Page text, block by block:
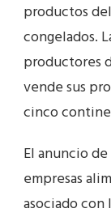
productos
congelados.
productores
vende sus
cinco
El anuncio
empresas
asociado